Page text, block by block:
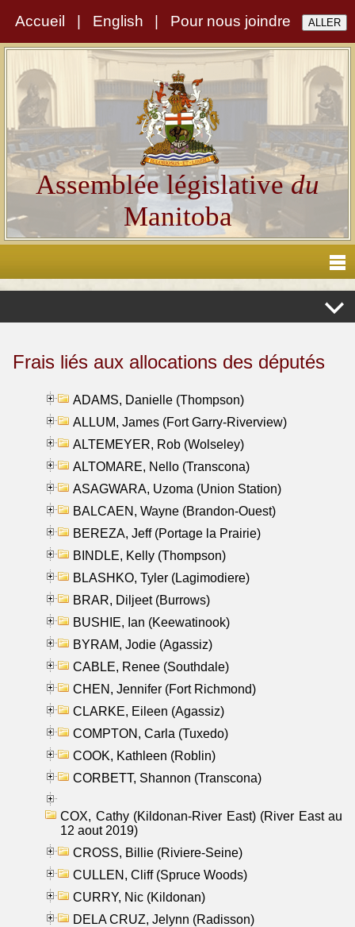
Accueil English Pour nous joindre
Assemblée législativedu
Manitoba
Frais liés aux allocations des députés
ADAMS, Danielle (Thompson)
ALLUM, James (Fort Garry-Riverview)
ALTEMEYER, Rob (Wolseley)
ALTOMARE, Nello (Transcona)
ASAGWARA, Uzoma (Union Station)
BALCAEN, Wayne (Brandon-Ouest)
BEREZA, Jeff (Portage la Prairie)
BINDLE, Kelly (Thompson)
BLASHKO, Tyler (Lagimodiere)
BRAR, Diljeet (Burrows)
BUSHIE, Ian (Keewatinook)
BYRAM, Jodie (Agassiz)
CABLE, Renee (Southdale)
CHEN, Jennifer (Fort Richmond)
CLARKE, Eileen (Agassiz)
COMPTON, Carla (Tuxedo)
COOK, Kathleen (Roblin)
CORBETT, Shannon (Transcona)
COX, Cathy (Kildonan-River East) (River East au
12 aout 2019)
CROSS, Billie (Riviere-Seine)
CULLEN, Cliff (Spruce Woods)
CURRY, Nic (Kildonan)
DELA CRUZ, Jelynn (Radisson)